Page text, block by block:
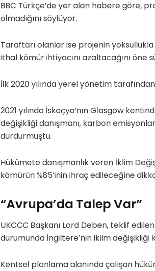
BBC Türkçe’de yer alan habere göre,
olmadığını söylüyor.
Taraftarı olanlar ise projenin
ithal kömür ihtiyacını azaltacağını öne
İlk 2020 yılında yerel yönetim
2021 yılında İskoçya’nın Glasgow
değişikliği danışmanı, karbon
durdurmuştu.
Hükümete danışmanlık veren İklim
kömürün %85’inin ihraç edileceğine
“Avrupa’da Talep Var”
UKCCC Başkanı Lord Deben, teklif
durumunda İngiltere’nin iklim
Kentsel planlama alanında çalışan